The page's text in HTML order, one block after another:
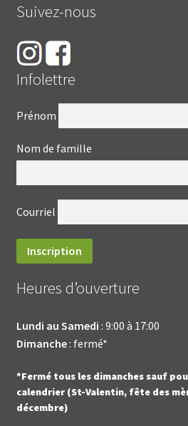
Suivez-nous
Infolettre
Prénom
Nom de famille
Courriel
Heures d’ouverture
Lundi au Samedi : 9:00 à 17:00
Dimanche: fermé*
*Fermé tous les dimanches sauf
calendrier (St-Valentin, fête des
décembre)